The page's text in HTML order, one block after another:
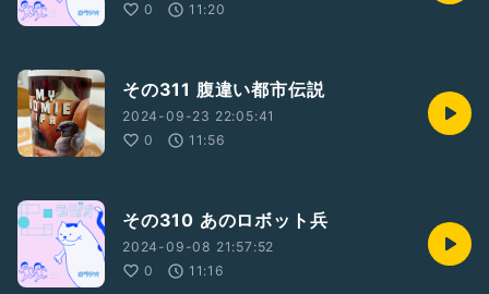
0
11:20
その311 腹違い都市伝説
2024-09-23 22:05:41
0
11:56
その310 あのロボット兵
2024-09-08 21:57:52
0
11:16